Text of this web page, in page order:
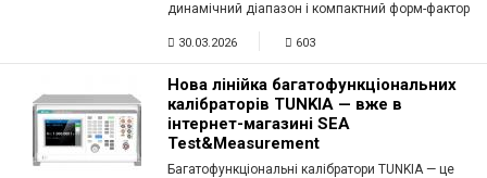
динамічний діапазон і компактний форм-фактор
30.03.2026 603
Нова лінійка багатофункціональних
калібраторів TUNKIA — вже в
інтернет-магазині SEA
Test&Measurement
Багатофункціональні калібратори TUNKIA — це